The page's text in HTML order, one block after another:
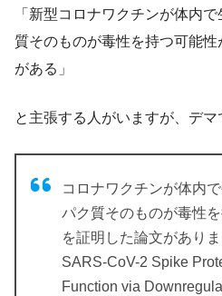
「新型コロナワクチンが体内
質そのものが毒性を持つ可能
がある」
と主張する人がいますが、デマ
コロナワクチンが体内
パク質そのものが毒性
を証明した論文がありま
SARS-CoV-2 Spike
Function via